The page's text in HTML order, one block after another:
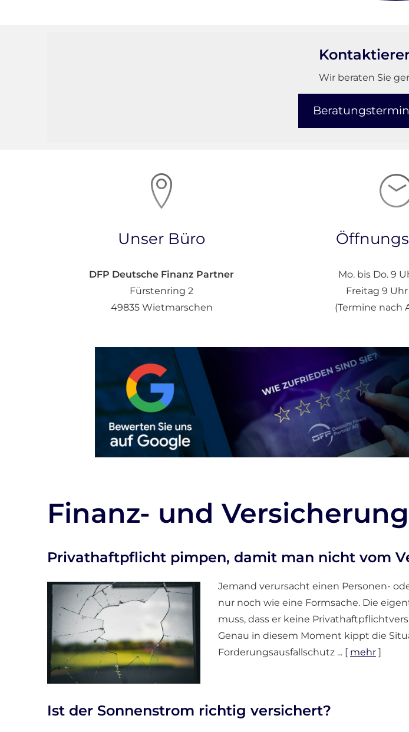
Wir beraten Sie
Unser Büro
DFP Deutsche Finanz Partner
Fürstenring 2
49835 Wietmarschen
Mo. bis Do. 9
Freitag 9 Uhr
(Termine nach
Finanz- und
Privathaftpflicht pimpen, damit man nicht vom
Jemand verursacht einen Per­sonen-
nur noch wie eine Formsache. Die
muss, dass er keine
Genau in diesem Moment kippt die
Forderungsausfallschutz ... [ mehr ]
Ist der Sonnenstrom richtig versichert?